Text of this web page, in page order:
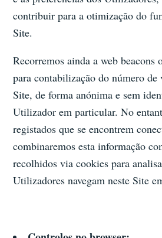
contribuir para a otimização do
Site.
Recorremos ainda a web beacons
para contabilização do número de
Site, de forma anónima e sem
Utilizador em particular. No
registados que se encontrem
combinaremos esta informação
recolhidos via cookies para
Utilizadores navegam neste Site